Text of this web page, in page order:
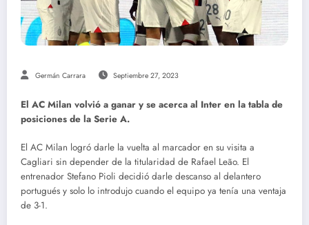
Germán Carrara Septiembre 27, 2023
El AC Milan volvió a ganar y se acerca al Inter en la tabla de
posiciones de la Serie A.
El AC Milan logró darle la vuelta al marcador en su visita a
Cagliari sin depender de la titularidad de Rafael Leão. El
entrenador Stefano Pioli decidió darle descanso al delantero
portugués y solo lo introdujo cuando el equipo ya tenía una ventaja
de 3-1.